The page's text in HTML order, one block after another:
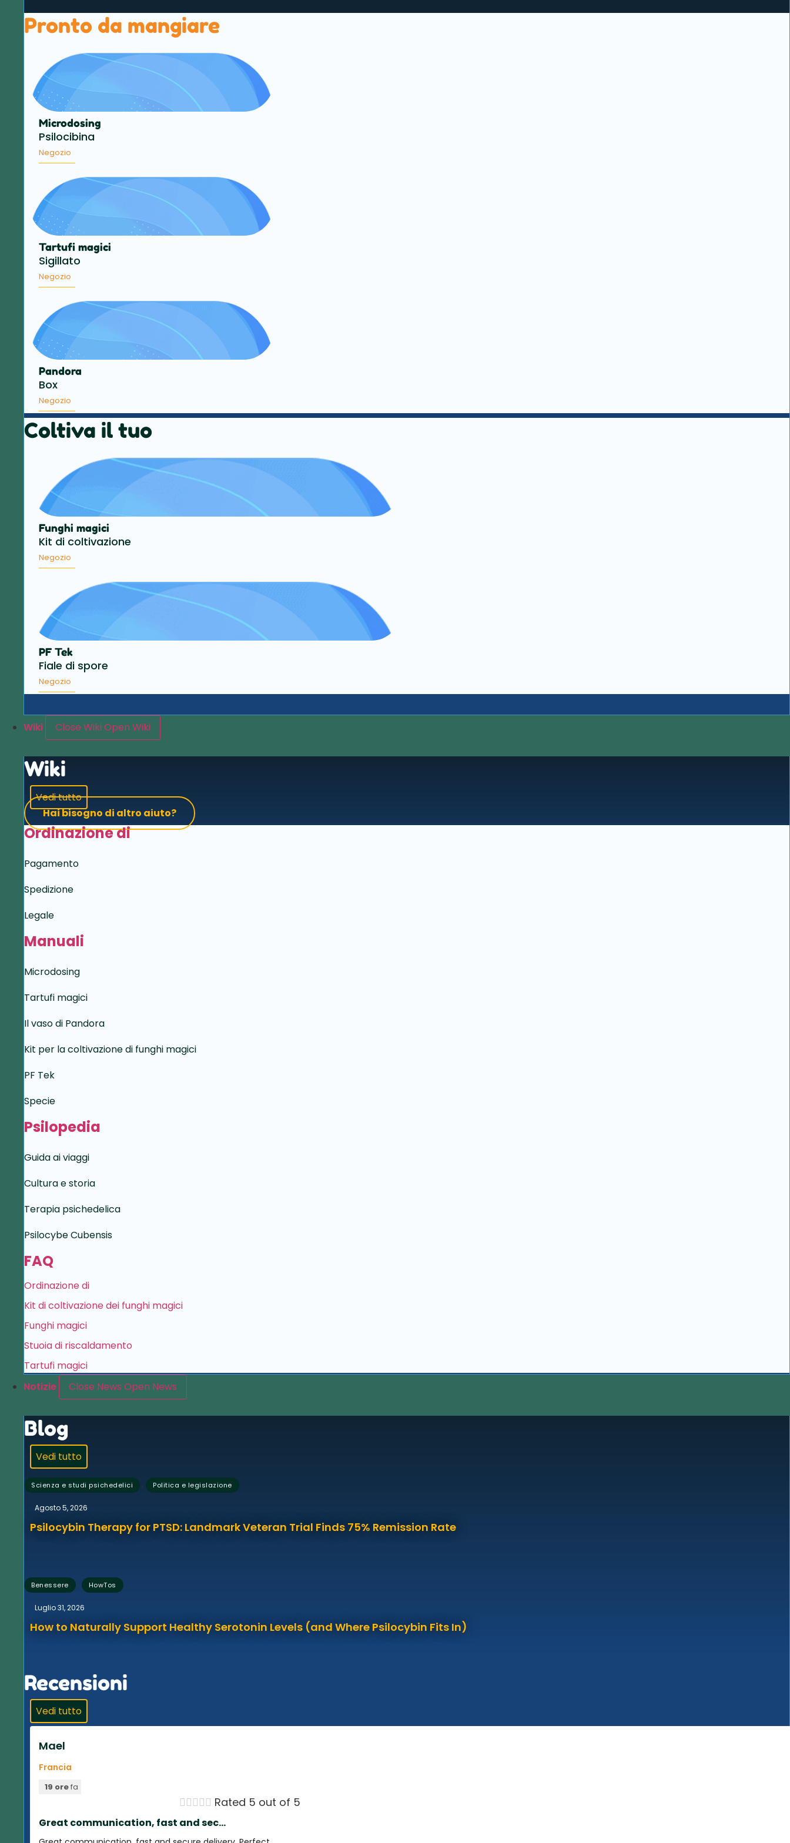
Pronto da mangiare
Microdosing
Psilocibina
Negozio
Tartufi magici
Sigillato
Negozio
Pandora
Box
Negozio
Coltiva il tuo
Funghi magici
Kit di coltivazione
Negozio
PF Tek
Fiale di spore
Negozio
Wiki Close WikiOpen Wiki
Wiki
Vedi tutto
Hai bisogno di altro aiuto?
Ordinazione di
Pagamento
Spedizione
Legale
Manuali
Microdosing
Tartufi magici
Il vaso di Pandora
Kit per la coltivazione di funghi magici
PF Tek
Specie
Psilopedia
Guida ai viaggi
Cultura e storia
Terapia psichedelica
Psilocybe Cubensis
FAQ
Ordinazione di
Kit di coltivazione dei funghi magici
Funghi magici
Stuoia di riscaldamento
Tartufi magici
Notizie
Close News Open News
Blog
Vedi tutto
Scienza e studi psichedelici , Politica e legislazione
Agosto 5, 2026
Psilocybin Therapy for PTSD: Landmark Veteran Trial Finds 75% Remission Rate
Benessere , HowTos
Luglio 31, 2026
How to Naturally Support Healthy Serotonin Levels (and Where Psilocybin Fits In)
Recensioni
Vedi tutto
Mael
Francia
19 orefa
 Rated 5 out of 5
Great communication, fast and sec...